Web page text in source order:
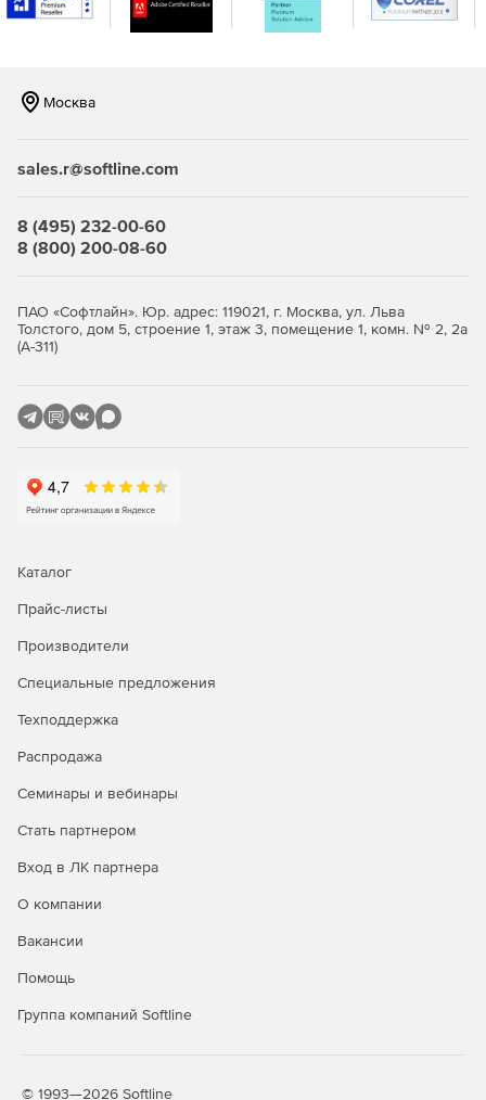
Москва
sales.r@softline.com
8 (495) 232-00-60
8 (800) 200-08-60
ПАО «Софтлайн». Юр. адрес: 119021, г. Москва, ул. Льва
Толстого, дом 5, строение 1, этаж 3, помещение 1, комн. № 2, 2а
(А-311)
Каталог
Прайс-листы
Производители
Специальные предложения
Техподдержка
Распродажа
Семинары и вебинары
Стать партнером
Вход в ЛК партнера
О компании
Вакансии
Помощь
Группа компаний Softline
© 1993—2026 Softline